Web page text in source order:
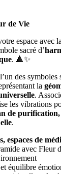
de Vie
espace avec
sacré d’
. 🔺✨
des
la
.
les vibrations
de
.
espaces de
avec Fleur
équilibre